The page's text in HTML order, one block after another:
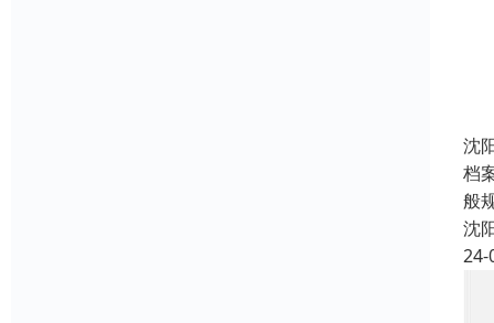
沈
档
般
沈
24-